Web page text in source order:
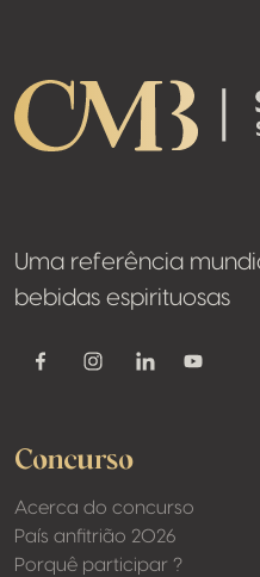
Uma referência
bebidas espirituosas
FacebookInstagramLinkedinYoutube
Concurso
Acerca do concurso
País anfitrião 2026
Porquê participar ?